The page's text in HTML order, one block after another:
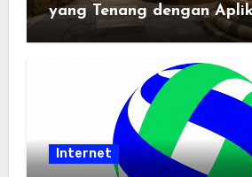
yang Tenang dengan
Pemindai PDF
Internet